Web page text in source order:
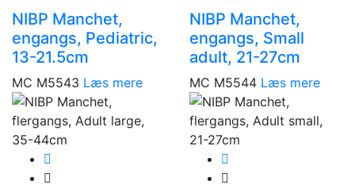
NIBP Manchet,
engangs, Pediatric,
13-21.5cm
MC M5543 Læs mere
NIBP Manchet,
engangs, Small
adult, 21-27cm
MC M5544 Læs mere